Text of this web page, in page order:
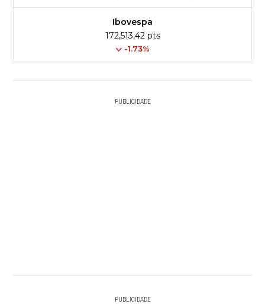
Ibovespa
172,513,42 pts
-1.73%
PUBLICIDADE
PUBLICIDADE